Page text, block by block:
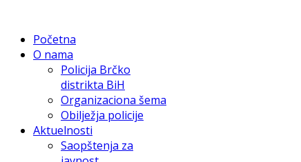
Početna
O nama
Policija Brčko
distrikta BiH
Organizaciona šema
Obilježja policije
Aktuelnosti
Saopštenja za